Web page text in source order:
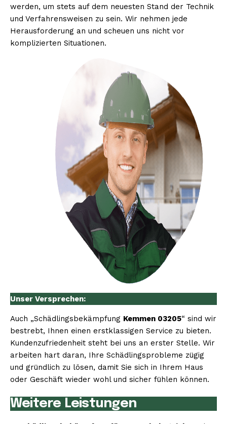
werden, um stets auf dem neuesten Stand der Technik
und Verfahrensweisen zu sein. Wir nehmen jede
Herausforderung an und scheuen uns nicht vor
komplizierten Situationen.
Unser Versprechen:
Auch „Schädlingsbekämpfung Kemmen 03205“ sind wir
bestrebt, Ihnen einen erstklassigen Service zu bieten.
Kundenzufriedenheit steht bei uns an erster Stelle. Wir
arbeiten hart daran, Ihre Schädlingsprobleme zügig
und gründlich zu lösen, damit Sie sich in Ihrem Haus
oder Geschäft wieder wohl und sicher fühlen können.
Weitere Leistungen